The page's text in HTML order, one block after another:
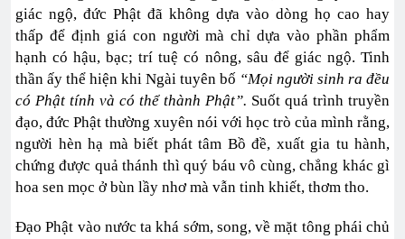
giác ngộ, đức Phật đã không dựa vào dòng họ cao hay
thấp để định giá con người mà chỉ dựa vào phần phẩm
hạnh có hậu, bạc; trí tuệ có nông, sâu để giác ngộ. Tinh
thần ấy thể hiện khi Ngài tuyên bố “Mọi người sinh ra đều
có Phật tính và có thể thành Phật”. Suốt quá trình truyền
đạo, đức Phật thường xuyên nói với học trò của mình rằng,
người hèn hạ mà biết phát tâm Bồ đề, xuất gia tu hành,
chứng được quả thánh thì quý báu vô cùng, chẳng khác gì
hoa sen mọc ở bùn lầy nhơ mà vẫn tinh khiết, thơm tho.
Đạo Phật vào nước ta khá sớm, song, về mặt tông phái chủ